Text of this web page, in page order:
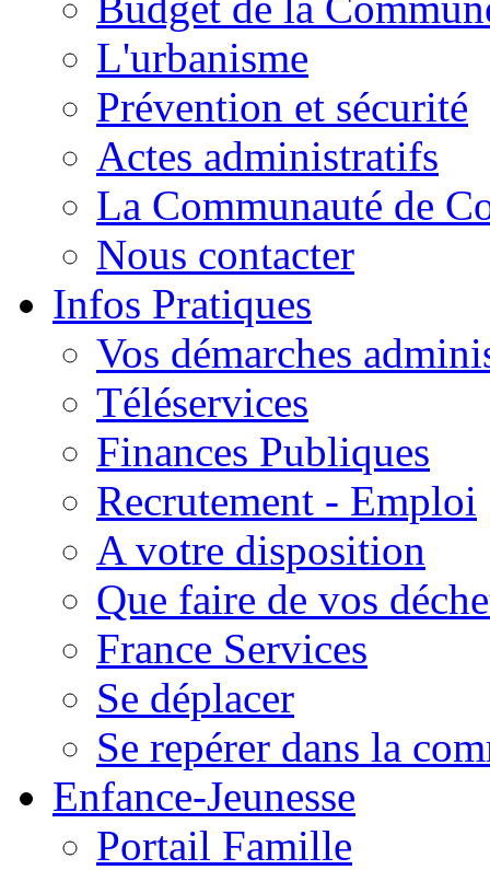
L'urbanisme
Prévention et sécurité
Actes administratifs
La Communauté de
Nous contacter
Infos Pratiques
Vos démarches
Téléservices
Finances Publiques
Recrutement - Emploi
A votre disposition
Que faire de vos
France Services
Se déplacer
Se repérer dans la
Enfance-Jeunesse
Portail Famille